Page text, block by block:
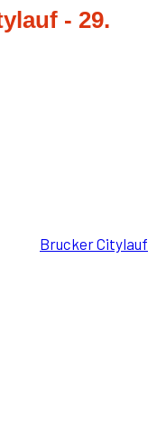
- 29.
Brucker Citylauf